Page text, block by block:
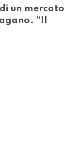
un mercato
“Il